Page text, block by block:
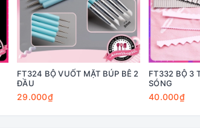
FT324 BỘ VUỐT MẶT BÚP BÊ 2
ĐẦU
29.000₫
FT332 BỘ 3
SÓNG
40.000₫